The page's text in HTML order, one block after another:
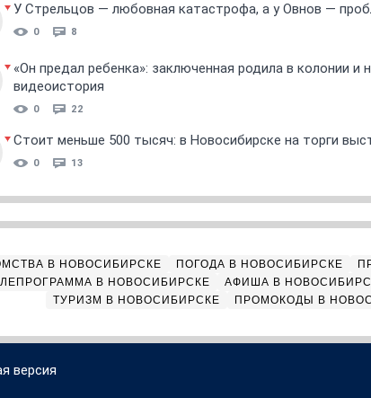
У Стрельцов — любовная катастрофа, а у Овнов —
0 8
«Он предал ребенка»: заключенная родила в колонии
видеоистория
0 22
Стоит меньше 500 тысяч: в Новосибирске на торги
0 13
В НОВОСИБИРСКЕ ПОГОДА В НОВОСИБИРСКЕ
В НОВОСИБИРСКЕ
АФИША В
ТУРИЗМ В НОВОСИБИРСКЕ
ПРОМОКОДЫ В
версия